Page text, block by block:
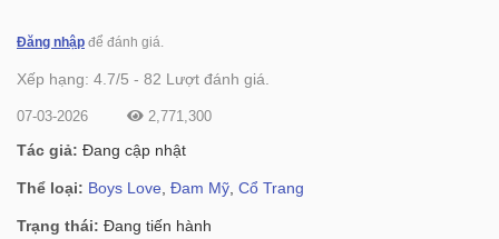
Đăng nhập để đánh giá.
Xếp hạng: 4.7/5 - 82 Lượt đánh giá.
07-03-2026 2,771,300
Tác giả: Đang cập nhật
Thể loại: Boys Love Đam Mỹ Cổ Trang
Trạng thái: Đang tiến hành